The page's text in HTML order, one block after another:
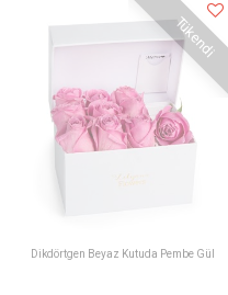
Tükendi
Dikdörtgen Beyaz Kutuda Pembe Gül